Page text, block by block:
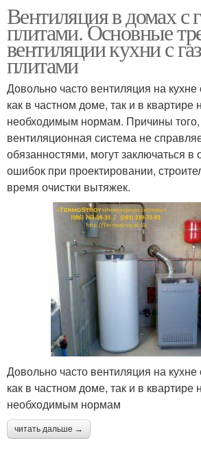
Вентиляция в домах с
плитами. Основные
вентиляции кухни с
плитами
Довольно часто вентиляция на кухне
как в частном доме, так и в квартире
необходимым нормам. Причины того,
вентиляционная система не
обязанностями, могут заключаться в
ошибок при проектировании,
время очистки вытяжек.
Довольно часто вентиляция на кухне
как в частном доме, так и в квартире
необходимым нормам
читать дальше →